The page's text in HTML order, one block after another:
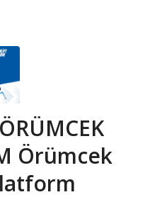
Örümcek